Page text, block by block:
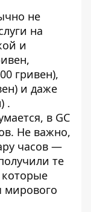
не
на
и
гривен),
и даже
.
в GC
Не важно,
часов —
те